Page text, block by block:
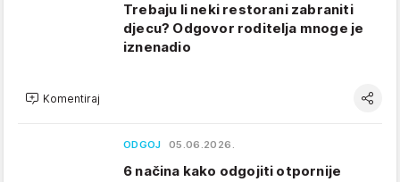
Trebaju li neki restorani zabraniti
djecu? Odgovor roditelja mnoge je
iznenadio
Komentiraj
ODGOJ 05.06.2026.
6 načina kako odgojiti otpornije